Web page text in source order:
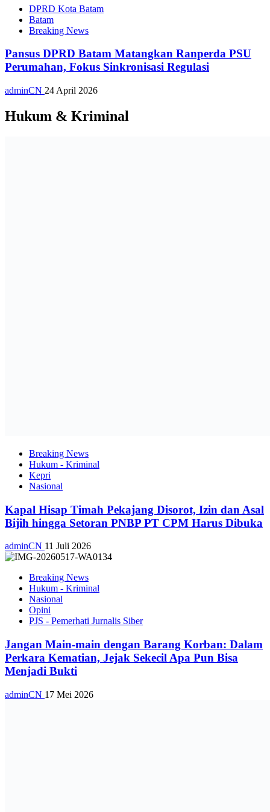
DPRD Kota Batam
Batam
Breaking News
Pansus DPRD Batam Matangkan Ranperda PSU
Perumahan, Fokus Sinkronisasi Regulasi
adminCN 24 April 2026
Hukum & Kriminal
Breaking News
Hukum - Kriminal
Kepri
Nasional
Kapal Hisap Timah Pekajang Disorot, Izin dan Asal
Bijih hingga Setoran PNBP PT CPM Harus Dibuka
adminCN 11 Juli 2026
Breaking News
Hukum - Kriminal
Nasional
Opini
PJS - Pemerhati Jurnalis Siber
Jangan Main-main dengan Barang Korban: Dalam
Perkara Kematian, Jejak Sekecil Apa Pun Bisa
Menjadi Bukti
adminCN 17 Mei 2026